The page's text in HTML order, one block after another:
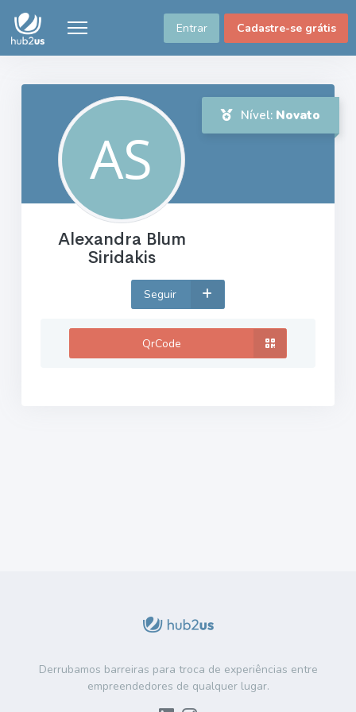
Entrar Cadastre-se grátis
Nível: Novato
Alexandra Blum
Siridakis
Seguir
QrCode
Derrubamos barreiras para troca de experiências entre
empreendedores de qualquer lugar.